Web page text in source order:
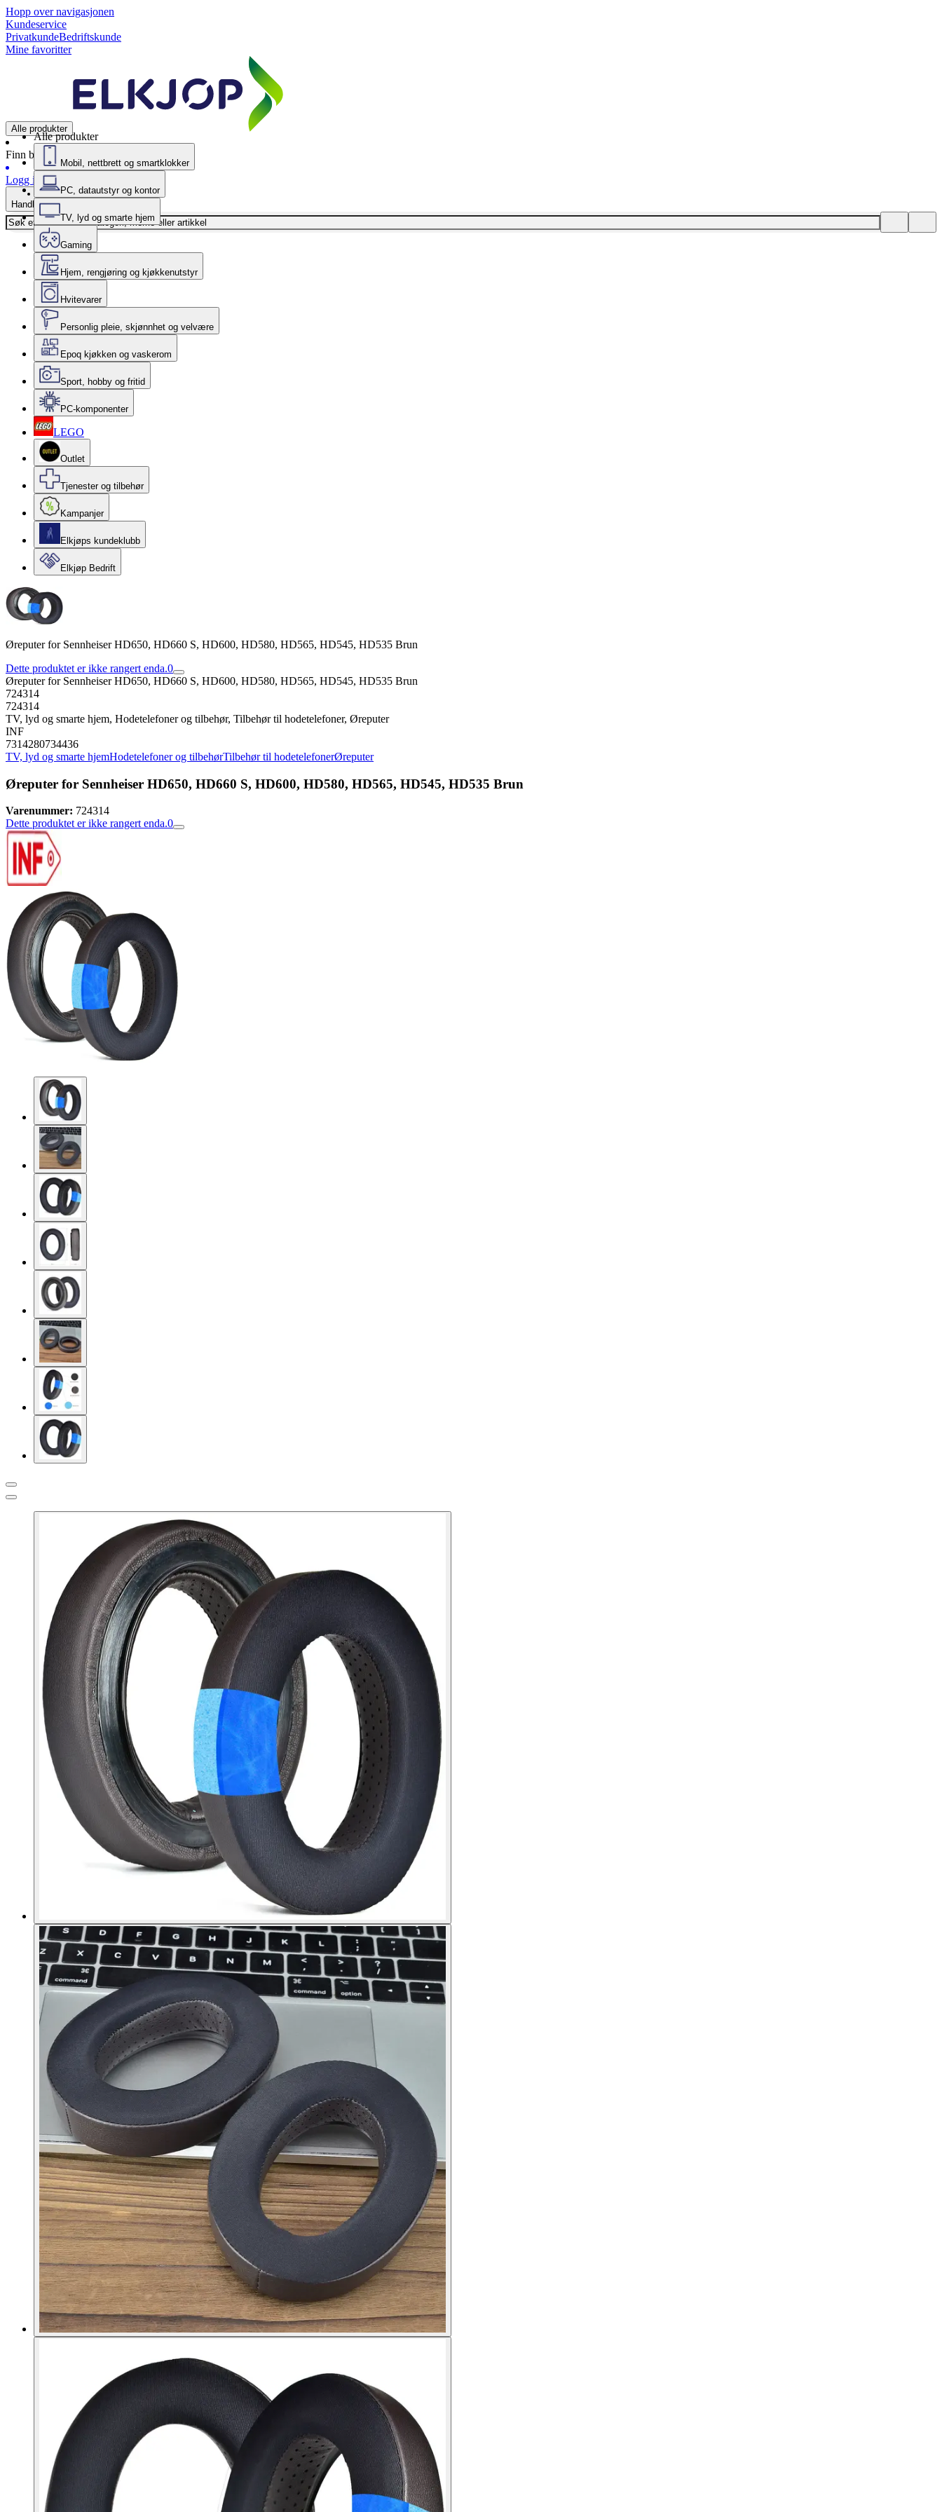
Hopp over navigasjonen
Kundeservice
PrivatkundeBedriftskunde
Mine favoritter
Alle produkter
Finn butikk
Logg inn
Handlekurv
Alle produkter
Mobil, nettbrett og smartklokker
PC, datautstyr og kontor
TV, lyd og smarte hjem
Gaming
Hjem, rengjøring og kjøkkenutstyr
Hvitevarer
Personlig pleie, skjønnhet og velvære
Epoq kjøkken og vaskerom
Sport, hobby og fritid
PC-komponenter
LEGO
Outlet
Tjenester og tilbehør
Kampanjer
Elkjøps kundeklubb
Elkjøp Bedrift
Øreputer for Sennheiser HD650, HD660 S, HD600, HD580, HD565, HD545, HD535 Brun
Dette produktet er ikke rangert enda.0
Øreputer for Sennheiser HD650, HD660 S, HD600, HD580, HD565, HD545, HD535 Brun
724314
724314
TV, lyd og smarte hjem, Hodetelefoner og tilbehør, Tilbehør til hodetelefoner, Øreputer
INF
7314280734436
TV, lyd og smarte hjemHodetelefoner og tilbehørTilbehør til hodetelefonerØreputer
Øreputer for Sennheiser HD650, HD660 S, HD600, HD580, HD565, HD545, HD535 Brun
Varenummer: 724314
Dette produktet er ikke rangert enda.0